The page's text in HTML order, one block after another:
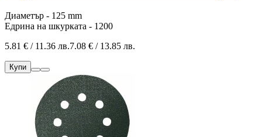
Диаметър - 125 mm
Едрина на шкурката - 1200
5.81 € / 11.36 лв.7.08 € / 13.85 лв.
Купи